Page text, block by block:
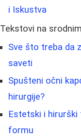
i Iskustva
Tekstovi na
Sve što treba da
saveti
Spušteni očni
hirurgije?
Estetski i
formu